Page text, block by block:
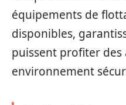
équipements de
disponibles,
puissent profiter
environnement